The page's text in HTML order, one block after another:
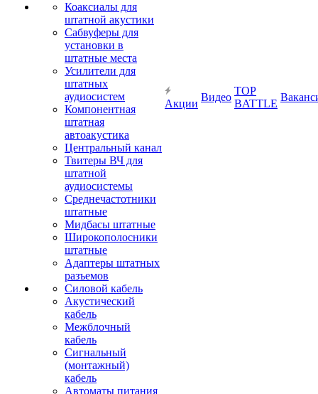
Коаксиалы для
штатной акустики
Сабвуферы для
установки в
штатные места
Усилители для
штатных
аудиосистем
Компонентная
штатная
автоакустика
Центральный канал
Твитеры ВЧ для
штатной
аудиосистемы
Среднечастотники
штатные
Мидбасы штатные
Широкополосники
штатные
Адаптеры штатных
разъемов
Силовой кабель
Акустический
кабель
Межблочный
кабель
Сигнальный
(монтажный)
кабель
Автоматы питания
Акции
Видео
TOP
BATTLE